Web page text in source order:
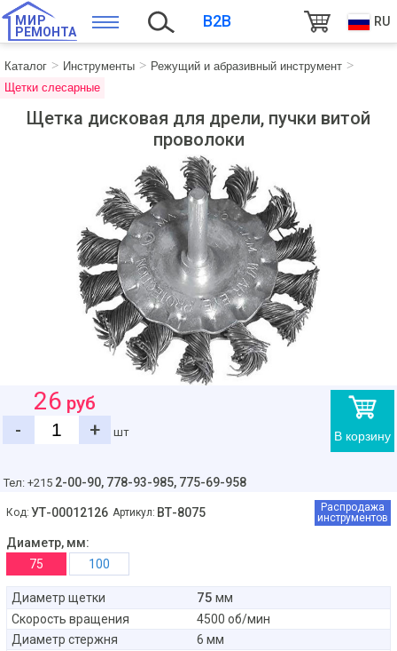
МИР
РЕМОНТА
B2B RU
Каталог Инструменты
Режущий и абразивный инструмент
Щетки слесарные
Щетка дисковая для дрели, пучки витой
проволоки
В корзину
26 руб
-
+ шт
Тел: +215 2-00-90, 778-93-985, 775-69-958
Код: УТ-00012126 Артикул: ВТ-8075
Распродажа
инструментов
Диаметр, мм:
75
100
Диаметр щетки 75 мм
Скорость вращения
4500 об/мин
Диаметр стержня
6 мм